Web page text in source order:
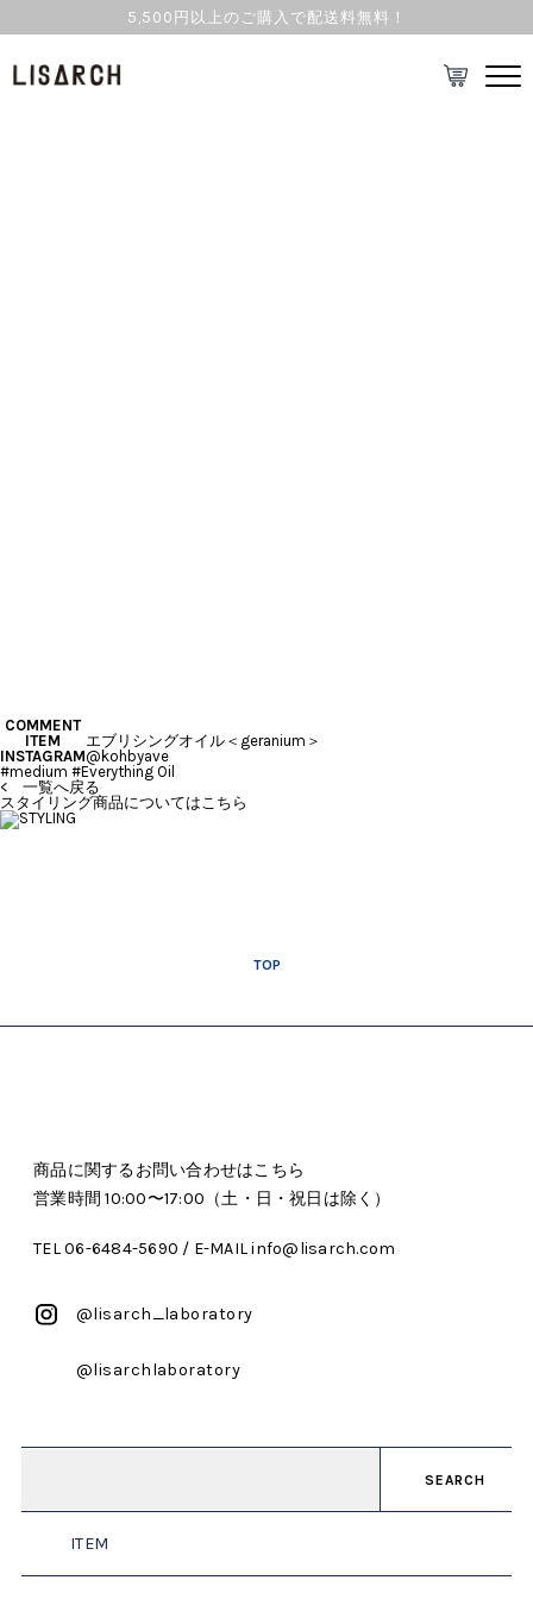
5,500円以上のご購入で配送料無料！
エブリシングオイル
COMMENT
ITEM
エブリシングオイル＜geranium＞
INSTAGRAM@kohbyave
#medium #Everything Oil
< 一覧へ戻る
スタイリング商品についてはこちら
TOP
商品に関するお問い合わせはこちら
営業時間 10:00〜17:00（土・日・祝日は除く）
TEL 06-6484-5690 / E-MAIL info@lisarch.com
@lisarch_laboratory
@lisarchlaboratory
SEARCH
ITEM